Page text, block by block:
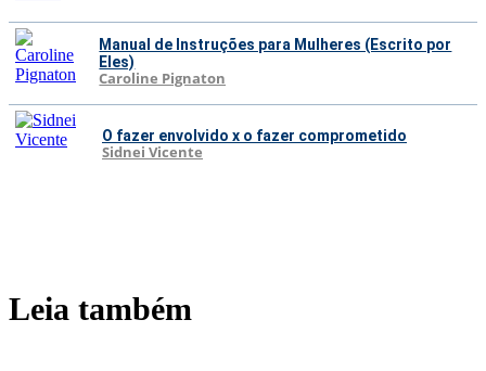
Manual de Instruções para Mulheres (Escrito por
Eles)
Caroline Pignaton
O fazer envolvido x o fazer comprometido
Sidnei Vicente
Leia também